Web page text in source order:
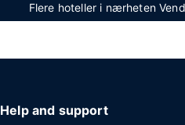
Flere hoteller i nærheten
Help and support